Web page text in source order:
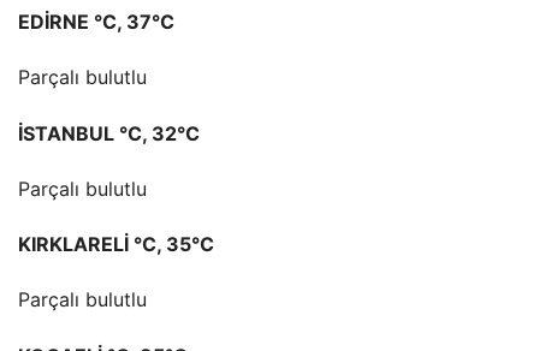
EDİRNE °C, 37°C
Parçalı bulutlu
İSTANBUL °C, 32°C
Parçalı bulutlu
KIRKLARELİ °C, 35°C
Parçalı bulutlu